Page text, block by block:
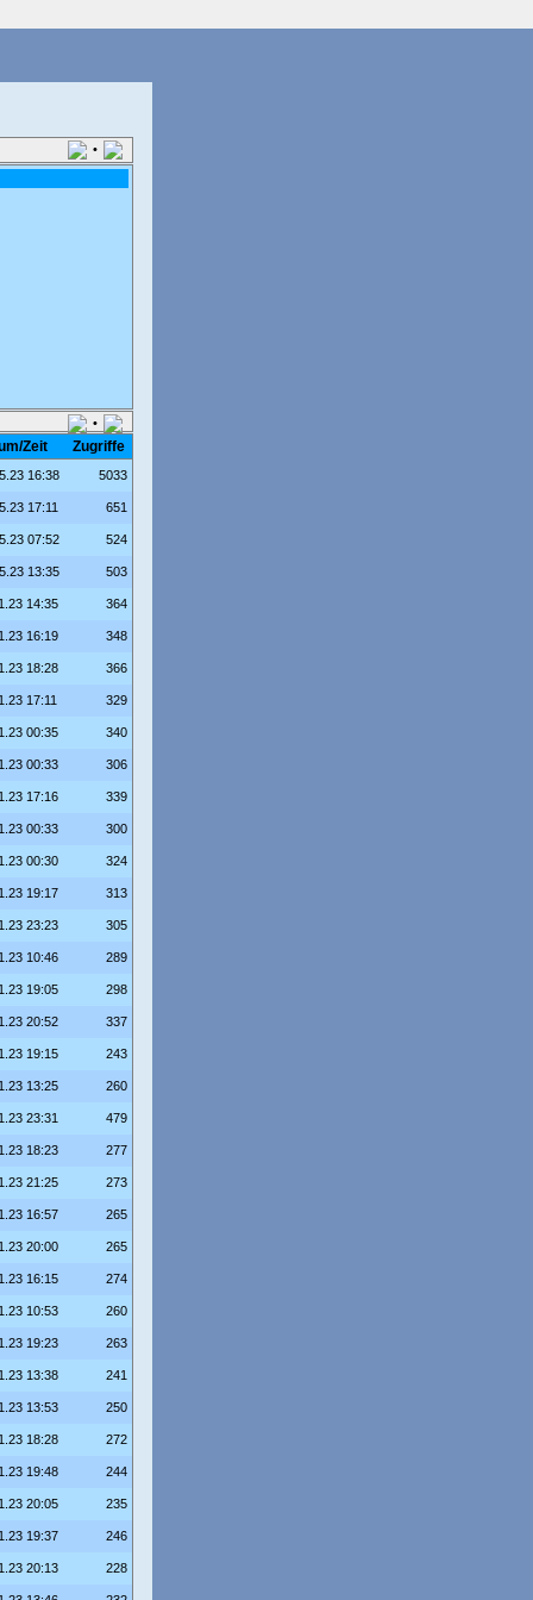
•
•
Zeit Zugriffe
16:38 5033
17:11 651
07:52 524
13:35 503
14:35 364
16:19 348
18:28 366
17:11 329
00:35 340
00:33 306
17:16 339
00:33 300
00:30 324
19:17 313
23:23 305
10:46 289
19:05 298
20:52 337
19:15 243
13:25 260
23:31 479
18:23 277
21:25 273
16:57 265
20:00 265
16:15 274
10:53 260
19:23 263
13:38 241
13:53 250
18:28 272
19:48 244
20:05 235
19:37 246
20:13 228